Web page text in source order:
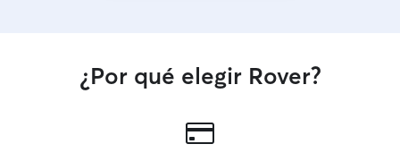
¿Por qué elegir Rover?